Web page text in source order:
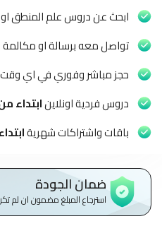
أونلاين
باقات
وطلاب
المدارس
نحن
الشروط
والأحكام
ابحث عن دروس علم المنطق
تواصل معه برسالة او مكالمة
حجز مباشر وفوري في اي
دروس فردية اونلاينابتداء من 11 دولار
باقات واشتراكات شهريةابتداء من
ضمان الجودة
استرجاع المبلغ مضمون ان لم